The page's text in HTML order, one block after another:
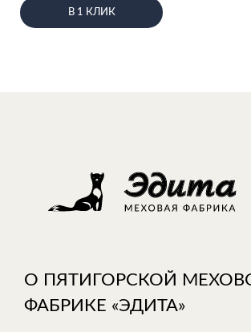
В 1 КЛИК
О ПЯТИГОРСКОЙ
ФАБРИКЕ «ЭДИТА»